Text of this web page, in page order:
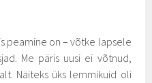
peamine on – võtke lapsele
Me päris uusi ei võtnud,
Näiteks üks lemmikuid oli